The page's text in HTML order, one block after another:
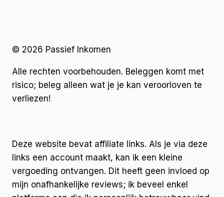
© 2026 Passief Inkomen
Alle rechten voorbehouden. Beleggen komt met
risico; beleg alleen wat je je kan veroorloven te
verliezen!
Deze website bevat affiliate links. Als je via deze
links een account maakt, kan ik een kleine
vergoeding ontvangen. Dit heeft geen invloed op
mijn onafhankelijke reviews; ik beveel enkel